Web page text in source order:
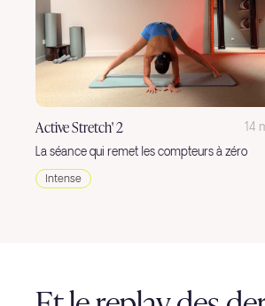
Active Stretch' 2
14
La séance qui remet les compteurs à zéro
Intense